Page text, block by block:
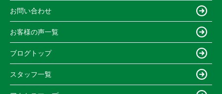
お問い合わせ
お客様の声一覧
ブログトップ
スタッフ一覧